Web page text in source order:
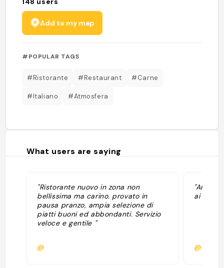
Add to my map
#POPULAR TAGS
#Ristorante #Restaurant #Carne
#Italiano #Atmosfera
What users are saying
"Ristorante nuovo in zona non
bellissima ma carino. provato in
pausa pranzo, ampia selezione di
piatti buoni ed abbondanti. Servizio
veloce e gentile "
@
ai 25€"
@